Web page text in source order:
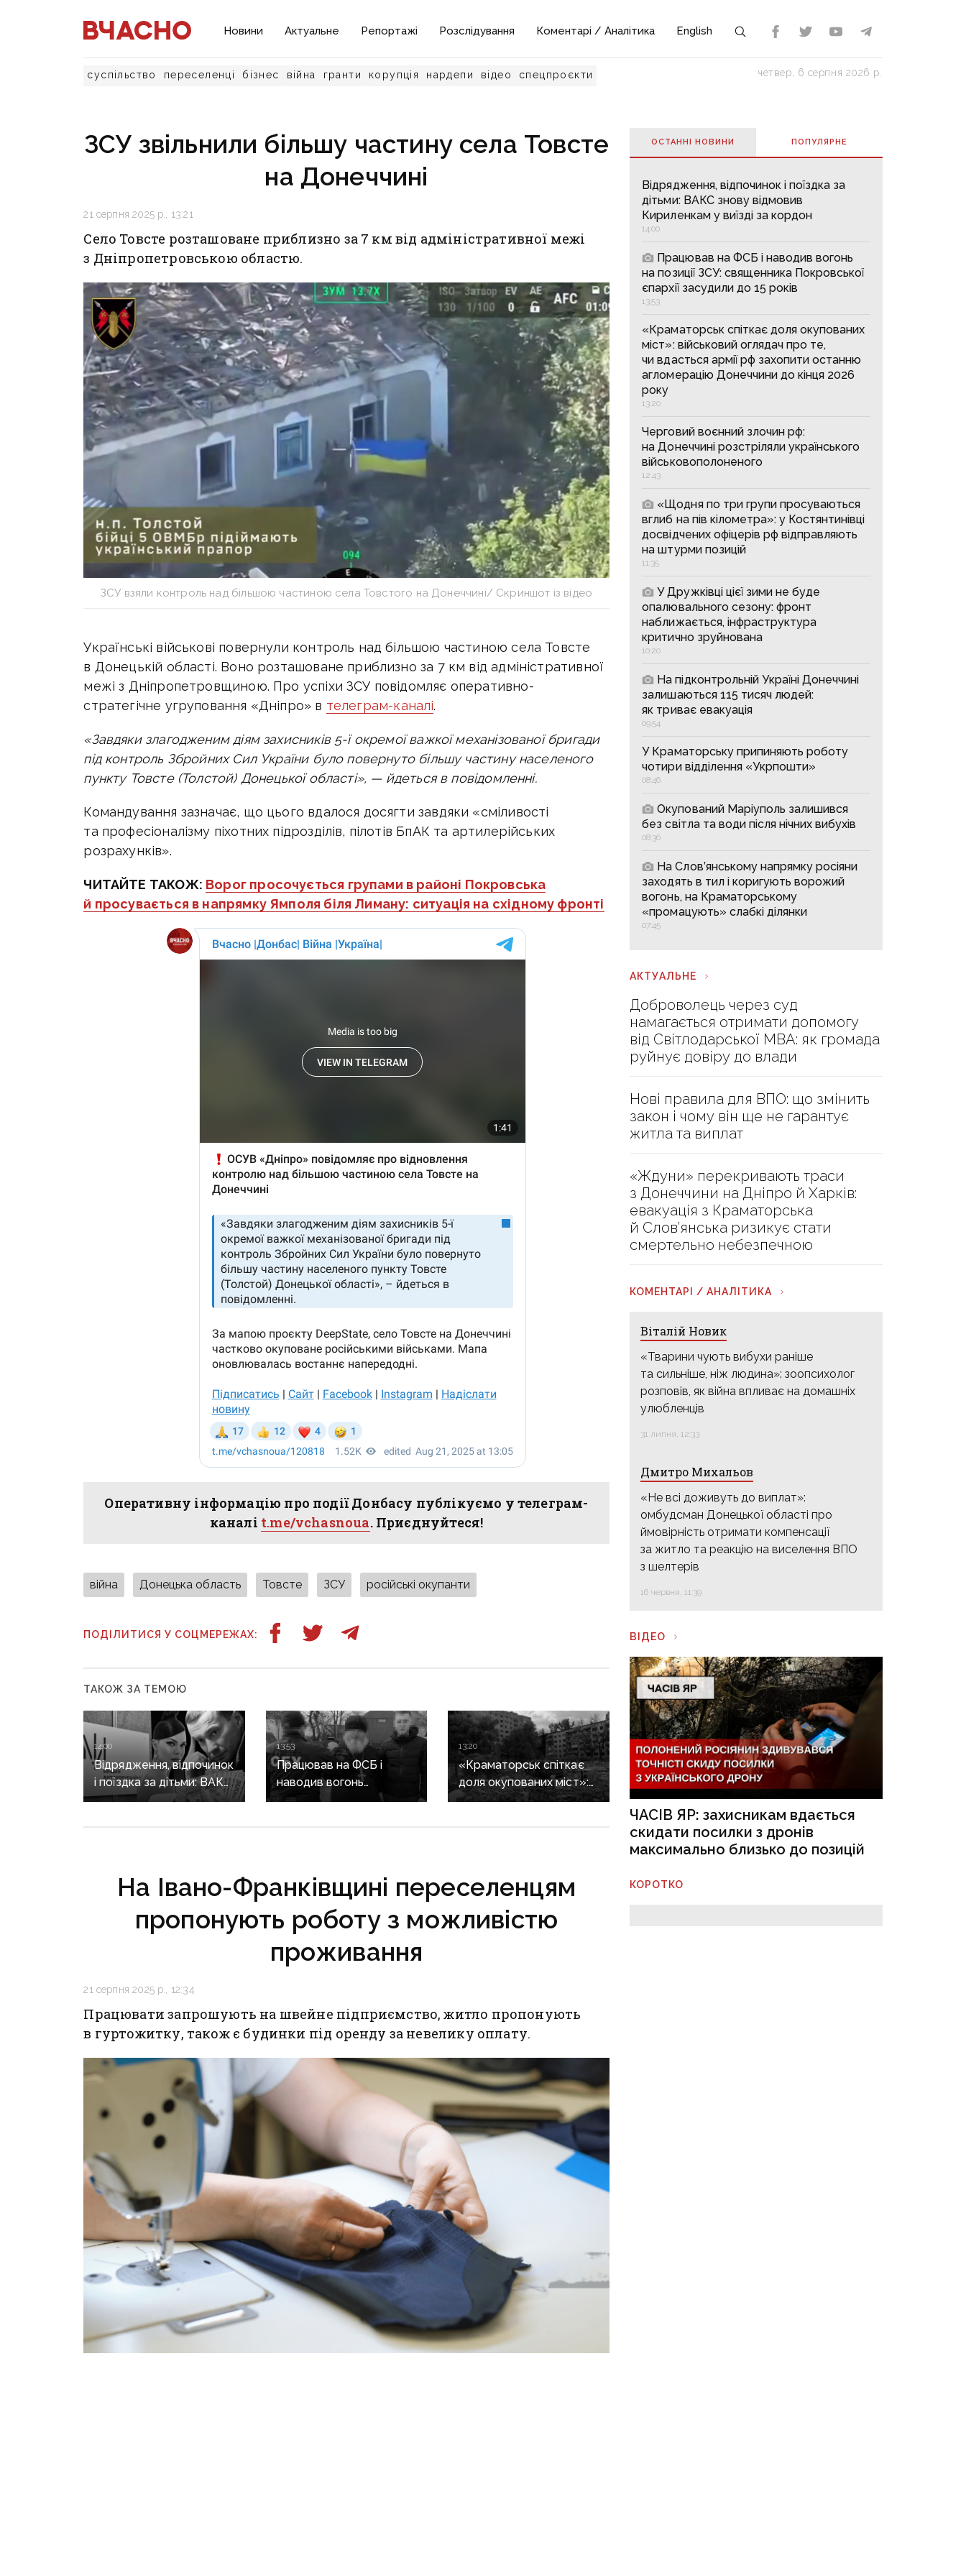
Новини Актуальне Репортажі Розслідування Коментарі / Аналітика English
суспільство переселенці бізнес війна гранти корупція нардепи відео спецпроєкти четвер, 6 серпня 2026 р.
ЗСУ звільнили більшу частину села Товсте
на Донеччині
21 серпня 2025 р., 13:21
Село Товсте розташоване приблизно за 7 км від адміністративної межі
з Дніпропетровською областю.
ЗСУ взяли контроль над більшою частиною села Товстого на Донеччині/ Скриншот із відео
Українські військові повернули контроль над більшою частиною села Товсте
в Донецькій області. Воно розташоване приблизно за 7 км від адміністративної
межі з Дніпропетровщиною. Про успіхи ЗСУ повідомляє оперативно-
стратегічне угруповання «Дніпро» в телеграм-каналі.
«Завдяки злагодженим діям захисників 5-ї окремої важкої механізованої бригади
під контроль Збройних Сил України було повернуто більшу частину населеного
пункту Товсте (Толстой) Донецької області», — йдеться в повідомленні.
Командування зазначає, що цього вдалося досягти завдяки «сміливості
та професіоналізму піхотних підрозділів, пілотів БпАК та артилерійських
розрахунків».
ЧИТАЙТЕ ТАКОЖ: Ворог просочується групами в районі Покровська
й просувається в напрямку Ямполя біля Лиману: ситуація на східному фронті
Оперативну інформацію про події Донбасу публікуємо у телеграм-
каналі t.me/vchasnoua. Приєднуйтеся!
війна Донецька область Товсте ЗСУ російські окупанти
ПОДІЛИТИСЯ У СОЦМЕРЕЖАХ:
ТАКОЖ ЗА ТЕМОЮ
14:00
Відрядження, відпочинок
і поїздка за дітьми: ВАКС
знову відмовив
13:53
Працював на ФСБ і
наводив вогонь
на позиції ЗСУ:
13:20
«Краматорськ спіткає
доля окупованих міст»:
військовий оглядач про
На Івано-Франківщині переселенцям
пропонують роботу з можливістю
проживання
21 серпня 2025 р., 12:34
Працювати запрошують на швейне підприємство, житло пропонують
в гуртожитку, також є будинки під оренду за невелику оплату.
ОСТАННІ НОВИНИ ПОПУЛЯРНE
Відрядження, відпочинок і поїздка за
дітьми: ВАКС знову відмовив
Кириленкам у виїзді за кордон
14:00
Працював на ФСБ і наводив вогонь
на позиції ЗСУ: священника Покровської
єпархії засудили до 15 років
13:53
«Краматорськ спіткає доля окупованих
міст»: військовий оглядач про те,
чи вдасться армії рф захопити останню
агломерацію Донеччини до кінця 2026
року
13:20
Черговий воєнний злочин рф:
на Донеччині розстріляли українського
військовополоненого
12:43
«Щодня по три групи просуваються
вглиб на пів кілометра»: у Костянтинівці
досвідчених офіцерів рф відправляють
на штурми позицій
11:35
У Дружківці цієї зими не буде
опалювального сезону: фронт
наближається, інфраструктура
критично зруйнована
10:20
На підконтрольній Україні Донеччині
залишаються 115 тисяч людей:
як триває евакуація
09:54
У Краматорську припиняють роботу
чотири відділення «Укрпошти»
08:46
Окупований Маріуполь залишився
без світла та води після нічних вибухів
08:36
На Слов’янському напрямку росіяни
заходять в тил і коригують ворожий
вогонь, на Краматорському
«промацують» слабкі ділянки
07:45
АКТУАЛЬНЕ
Доброволець через суд
намагається отримати допомогу
від Світлодарської МВА: як громада
руйнує довіру до влади
Нові правила для ВПО: що змінить
закон і чому він ще не гарантує
житла та виплат
«Ждуни» перекривають траси
з Донеччини на Дніпро й Харків:
евакуація з Краматорська
й Слов’янська ризикує стати
смертельно небезпечною
КОМЕНТАРІ / АНАЛІТИКА
Віталій Новик
«Тварини чують вибухи раніше
та сильніше, ніж людина»: зоопсихолог
розповів, як війна впливає на домашніх
улюбленців
31 липня, 12:33
Дмитро Михальов
«Не всі доживуть до виплат»:
омбудсман Донецької області про
ймовірність отримати компенсації
за житло та реакцію на виселення ВПО
з шелтерів
16 червня, 11:39
ВІДЕО
ЧАСІВ ЯР: захисникам вдається
скидати посилки з дронів
максимально близько до позицій
КОРОТКО